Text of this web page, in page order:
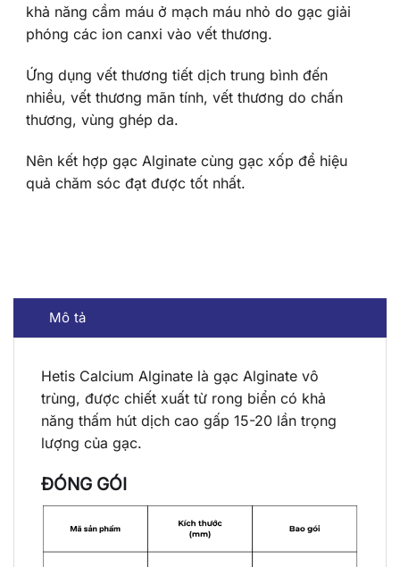
khả năng cầm máu ở mạch máu nhỏ do gạc giải
phóng các ion canxi vào vết thương.
Ứng dụng vết thương tiết dịch trung bình đến
nhiều, vết thương mãn tính, vết thương do chấn
thương, vùng ghép da.
Nên kết hợp gạc Alginate cùng gạc xốp để hiệu
quả chăm sóc đạt được tốt nhất.
Mô tả
Hetis Calcium Alginate là gạc Alginate vô
trùng, được chiết xuất từ rong biển có khả
năng thấm hút dịch cao gấp 15-20 lần trọng
lượng của gạc.
ĐÓNG GÓI